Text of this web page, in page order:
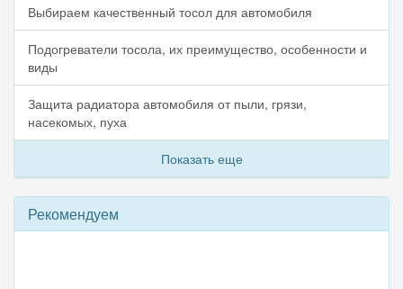
Выбираем качественный тосол для автомобиля
Подогреватели тосола, их преимущество, особенности и
виды
Защита радиатора автомобиля от пыли, грязи,
насекомых, пуха
Показать еще
Рекомендуем